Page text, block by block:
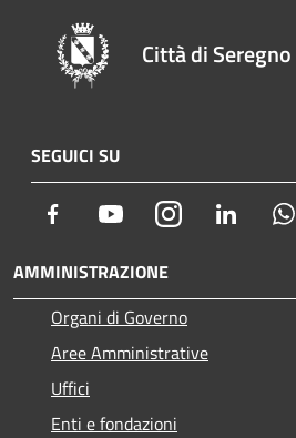
Città di Seregno
SEGUICI SU
Facebook YoutubeInstagram LinkedIn
AMMINISTRAZIONE
Organi di Governo
Aree Amministrative
Uffici
Enti e fondazioni